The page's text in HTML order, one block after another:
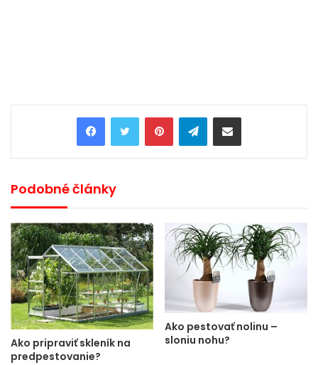
PinterestTelegramShare via Email
Podobné články
Ako pripraviť skleník na
predpestovanie?
Ako pestovať nolinu –
sloniu nohu?